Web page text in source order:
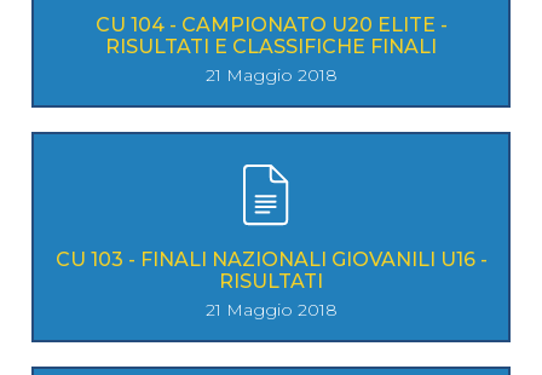
CU 104 - CAMPIONATO U20 ELITE -
RISULTATI E CLASSIFICHE FINALI
21 Maggio 2018
CU 103 - FINALI NAZIONALI GIOVANILI U16 -
RISULTATI
21 Maggio 2018